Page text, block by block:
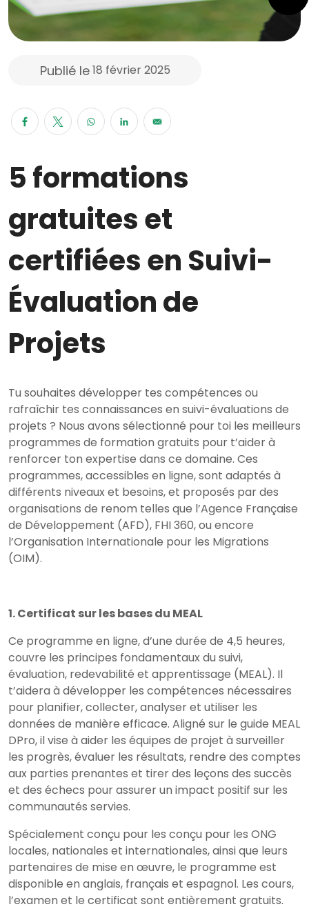
Publié le18 février 2025
5 formations
gratuites et
certifiées en Suivi-
Évaluation de
Projets
Tu souhaites développer tes compétences ou
rafraîchir tes connaissances en suivi-évaluations de
projets ? Nous avons sélectionné pour toi les meilleurs
programmes de formation gratuits pour t’aider à
renforcer ton expertise dans ce domaine. Ces
programmes, accessibles en ligne, sont adaptés à
différents niveaux et besoins, et proposés par des
organisations de renom telles que l’Agence Française
de Développement (AFD), FHI 360, ou encore
l’Organisation Internationale pour les Migrations
(OIM).
1. Certificat sur les bases du MEAL
Ce programme en ligne, d’une durée de 4,5 heures,
couvre les principes fondamentaux du suivi,
évaluation, redevabilité et apprentissage (MEAL). Il
t’aidera à développer les compétences nécessaires
pour planifier, collecter, analyser et utiliser les
données de manière efficace. Aligné sur le guide MEAL
DPro, il vise à aider les équipes de projet à surveiller
les progrès, évaluer les résultats, rendre des comptes
aux parties prenantes et tirer des leçons des succès
et des échecs pour assurer un impact positif sur les
communautés servies.
Spécialement conçu pour les conçu pour les ONG
locales, nationales et internationales, ainsi que leurs
partenaires de mise en œuvre, le programme est
disponible en anglais, français et espagnol. Les cours,
l’examen et le certificat sont entièrement gratuits.